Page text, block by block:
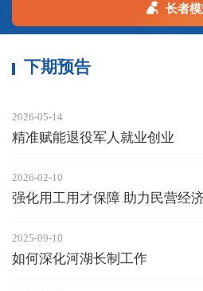
长者
下期预告
2026-05-14
精准赋能退役军人就业创业
2026-02-10
强化用工用才保障 助力民营经
2025-09-10
如何深化河湖长制工作